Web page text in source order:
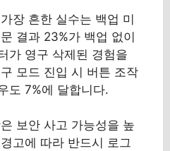
장 흔한 실수는 백업 미
결과 23%가 백업 없이
가 영구 삭제된 경험을
모드 진입 시 버튼 조작
도 7%에 달합니다.
보안 사고 가능성을 높
고에 따라 반드시 로그